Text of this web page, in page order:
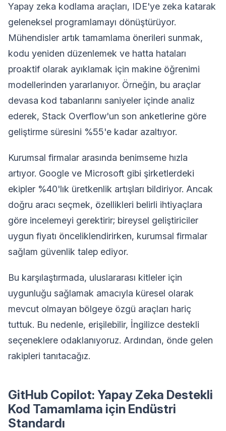
Yapay zeka kodlama araçları, IDE'ye zeka katarak
geleneksel programlamayı dönüştürüyor.
Mühendisler artık tamamlama önerileri sunmak,
kodu yeniden düzenlemek ve hatta hataları
proaktif olarak ayıklamak için makine öğrenimi
modellerinden yararlanıyor. Örneğin, bu araçlar
devasa kod tabanlarını saniyeler içinde analiz
ederek, Stack Overflow'un son anketlerine göre
geliştirme süresini %55'e kadar azaltıyor.
Kurumsal firmalar arasında benimseme hızla
artıyor. Google ve Microsoft gibi şirketlerdeki
ekipler %40'lık üretkenlik artışları bildiriyor. Ancak
doğru aracı seçmek, özellikleri belirli ihtiyaçlara
göre incelemeyi gerektirir; bireysel geliştiriciler
uygun fiyatı önceliklendirirken, kurumsal firmalar
sağlam güvenlik talep ediyor.
Bu karşılaştırmada, uluslararası kitleler için
uygunluğu sağlamak amacıyla küresel olarak
mevcut olmayan bölgeye özgü araçları hariç
tuttuk. Bu nedenle, erişilebilir, İngilizce destekli
seçeneklere odaklanıyoruz. Ardından, önde gelen
rakipleri tanıtacağız.
GitHub Copilot: Yapay Zeka Destekli
Kod Tamamlama için Endüstri
Standardı